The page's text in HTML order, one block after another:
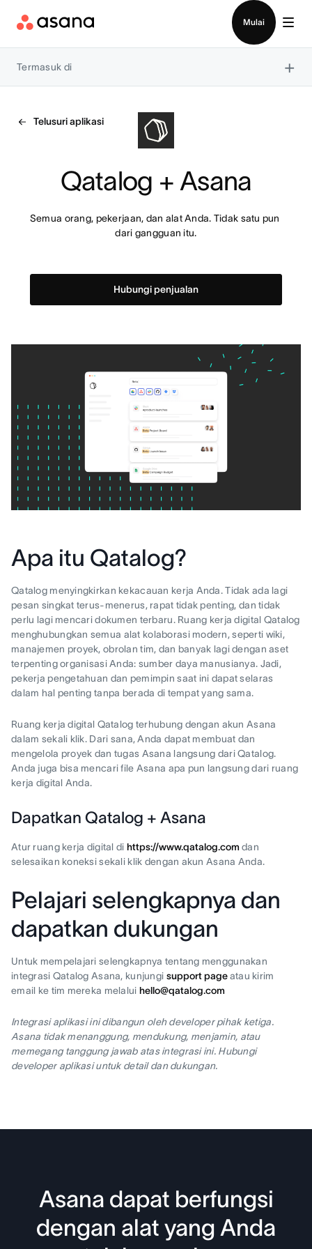
Mulai
Termasuk di ×
Telusuri aplikasi
Qatalog + Asana
Semua orang, pekerjaan, dan alat Anda. Tidak satu pun
dari gangguan itu.
Hubungi penjualan
Apa itu Qatalog?
Qatalog menyingkirkan kekacauan kerja Anda. Tidak ada lagi
pesan singkat terus-menerus, rapat tidak penting, dan tidak
perlu lagi mencari dokumen terbaru. Ruang kerja digital Qatalog
menghubungkan semua alat kolaborasi modern, seperti wiki,
manajemen proyek, obrolan tim, dan banyak lagi dengan aset
terpenting organisasi Anda: sumber daya manusianya. Jadi,
pekerja pengetahuan dan pemimpin saat ini dapat selaras
dalam hal penting tanpa berada di tempat yang sama.
Ruang kerja digital Qatalog terhubung dengan akun Asana
dalam sekali klik. Dari sana, Anda dapat membuat dan
mengelola proyek dan tugas Asana langsung dari Qatalog.
Anda juga bisa mencari file Asana apa pun langsung dari ruang
kerja digital Anda.
Dapatkan Qatalog + Asana
Atur ruang kerja digital di https://www.qatalog.com dan
selesaikan koneksi sekali klik dengan akun Asana Anda.
Pelajari selengkapnya dan
dapatkan dukungan
Untuk mempelajari selengkapnya tentang menggunakan
integrasi Qatalog Asana, kunjungi support pageatau kirim
email ke tim mereka melalui hello@qatalog.com
Integrasi aplikasi ini dibangun oleh developer pihak ketiga.
Asana tidak menanggung, mendukung, menjamin, atau
memegang tanggung jawab atas integrasi ini. Hubungi
developer aplikasi untuk detail dan dukungan.
Asana dapat berfungsi
dengan alat yang Anda